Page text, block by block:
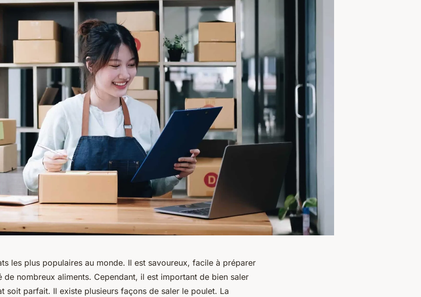
les plus populaires au monde. Il est savoureux, facile à préparer
de nombreux aliments. Cependant, il est important de bien saler
soit parfait. Il existe plusieurs façons de saler le poulet. La